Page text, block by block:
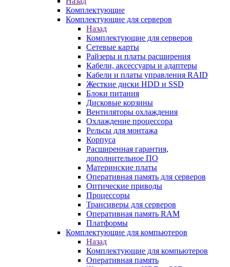
Комплектующие
Комплектующие для серверов
Назад
Комплектующие для серверов
Сетевые карты
Райзеры и платы расширения
Кабели, аксессуары и адаптеры
Кабели и платы управления RAID
Жесткие диски HDD и SSD
Блоки питания
Дисковые корзины
Вентиляторы охлаждения
Охлаждение процессора
Рельсы для монтажа
Корпуса
Расширенная гарантия,
дополнительное ПО
Материнские платы
Оперативная память для серверов
Оптические приводы
Процессоры
Трансиверы для серверов
Оперативная память RAM
Платформы
Комплектующие для компьютеров
Назад
Комплектующие для компьютеров
Оперативная память